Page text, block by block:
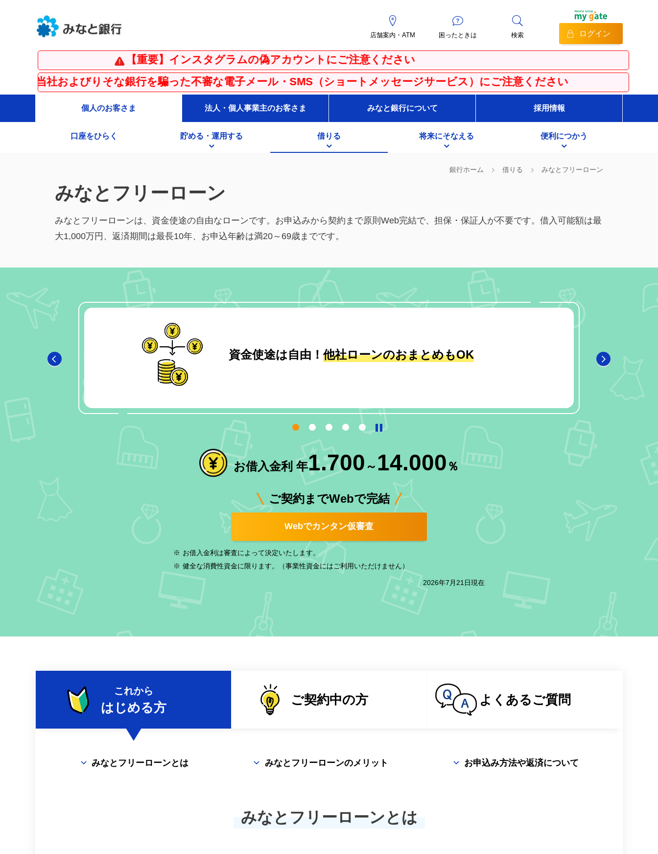
店舗案内・ATM 困ったときは 検索 ログイン
【重要】インスタグラムの偽アカウントにご注意ください
びりそな銀行を騙った不審な電子メール・SMS（ショートメッセージサービス）にご注意ください
個人のお客さま 法人・個人事業主のお客さま みなと銀行について 採用情報
口座をひらく 貯める・運用する 借りる 将来にそなえる 便利につかう
銀行ホーム 借りる みなとフリーローン
みなとフリーローン
みなとフリーローンは、資金使途の自由なローンです。お申込みから契約まで原則Web完結で、担保・保証人が不要です。借入可能額は最
大1,000万円、返済期間は最長10年、お申込年齢は満20～69歳までです。
資金使途は自由！他社ローンのおまとめもOK
4 5
お借入金利 年1.700 ～ 14.000 ％
ご契約までWebで完結
Webでカンタン仮審査
※ お借入金利は審査によって決定いたします。
※ 健全な消費性資金に限ります。（事業性資金にはご利用いただけません）
2026年7月21日現在
これから
はじめる方
ご契約中の方 よくある ご質問
みなとフリーローンとは みなとフリーローンのメリット お申込み方法や返済について
みなとフリーローンとは